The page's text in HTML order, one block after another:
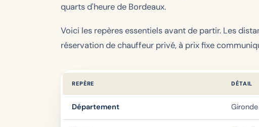
quarts d'heure de Bordeaux.
Voici les repères essentiels avant de partir. Les
réservation de chauffeur privé, à prix fixe
REPÈRE DÉTAIL
Département